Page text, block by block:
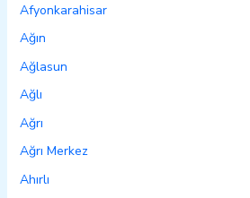
Afyonkarahisar
Ağın
Ağlasun
Ağlı
Ağrı
Ağrı Merkez
Ahırlı